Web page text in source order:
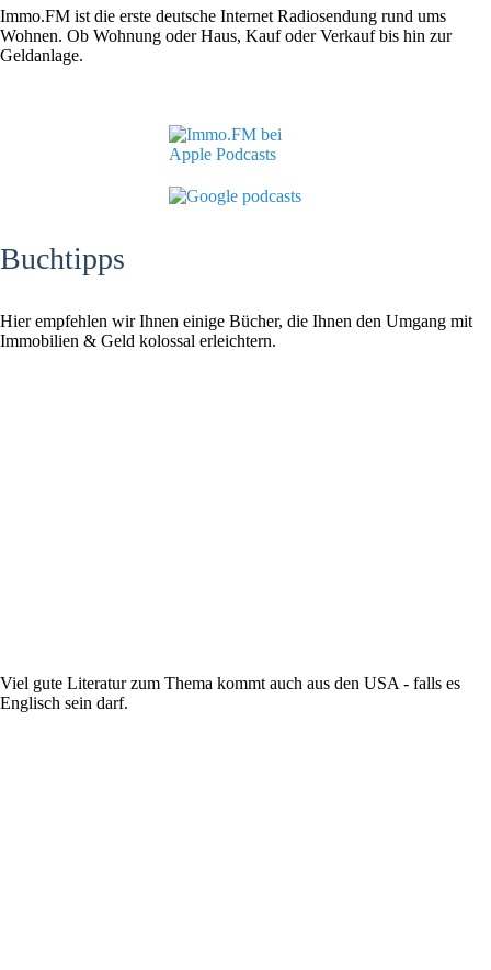
Immo.FM ist die erste deutsche Internet Radiosendung rund ums
Wohnen. Ob Wohnung oder Haus, Kauf oder Verkauf bis hin zur
Geldanlage.
Buchtipps
Hier empfehlen wir Ihnen einige Bücher, die Ihnen den Umgang mit
Immobilien & Geld kolossal erleichtern.
Viel gute Literatur zum Thema kommt auch aus den USA - falls es
Englisch sein darf.